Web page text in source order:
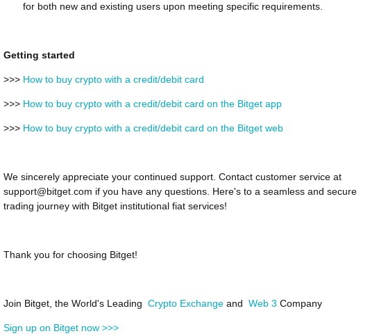
for both new and existing users upon meeting specific requirements.
Getting started
>>> How to buy crypto with a credit/debit card
>>> How to buy crypto with a credit/debit card on the Bitget app
>>> How to buy crypto with a credit/debit card on the Bitget web
We sincerely appreciate your continued support. Contact customer service at
support@bitget.com if you have any questions. Here's to a seamless and secure
trading journey with Bitget institutional fiat services!
Thank you for choosing Bitget!
Join Bitget, the World's Leading Crypto Exchange and Web 3 Company
Sign up on Bitget now >>>